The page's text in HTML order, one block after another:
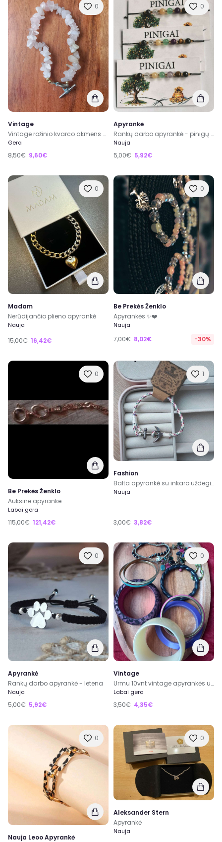
0
Vintage
Vintage rožinio kvarco akmens apyrankė 19.5cm
Gera
8,50€ 9,60€
0
Apyrankė
Rankų darbo apyrankė - pinigų talismanas
Nauja
5,00€ 5,92€
0
Madam
Nerūdijančio plieno apyrankė
Nauja
15,00€ 16,42€
0
Be Prekės Ženklo
Apyrankės ✨❤️
Nauja
7,00€ 8,02€ -30%
0
Be Prekės Ženklo
Auksine apyranke
Labai gera
115,00€ 121,42€
1
Fashion
Balta apyrankė su inkaro uždegimu
Nauja
3,00€ 3,82€
0
Apyrankė
Rankų darbo apyrankė - letena
Nauja
5,00€ 5,92€
0
Vintage
Urmu 10vnt vintage apyrankės universalus
Labai gera
3,50€ 4,35€
0
Nauja Leoo Apyrankė
0
Aleksander Stern
Apyrankė
Nauja